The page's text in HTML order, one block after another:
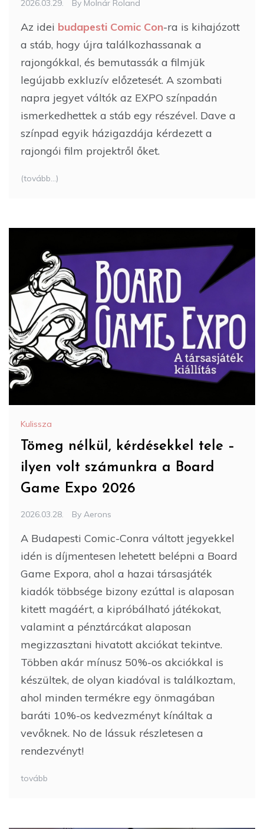
2026.03.29. By Molnár Roland
Az idei budapesti Comic Con-ra is kihajózott
a stáb, hogy újra találkozhassanak a
rajongókkal, és bemutassák a filmjük
legújabb exkluzív előzetesét. A szombati
napra jegyet váltók az EXPO színpadán
ismerkedhettek a stáb egy részével. Dave a
színpad egyik házigazdája kérdezett a
rajongói film projektről őket.
(tovább…)
Kulissza
Tömeg nélkül, kérdésekkel tele –
ilyen volt számunkra a Board
Game Expo 2026
2026.03.28. By Aerons
A Budapesti Comic-Conra váltott jegyekkel
idén is díjmentesen lehetett belépni a Board
Game Expora, ahol a hazai társasjáték
kiadók többsége bizony ezúttal is alaposan
kitett magáért, a kipróbálható játékokat,
valamint a pénztárcákat alaposan
megizzasztani hivatott akciókat tekintve.
Többen akár mínusz 50%-os akciókkal is
készültek, de olyan kiadóval is találkoztam,
ahol minden termékre egy önmagában
baráti 10%-os kedvezményt kínáltak a
vevőknek. No de lássuk részletesen a
rendezvényt!
tovább